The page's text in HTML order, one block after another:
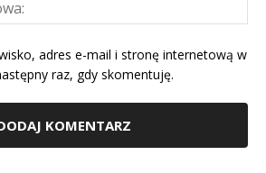
adres e-mail i stronę internetową w
raz, gdy skomentuję.